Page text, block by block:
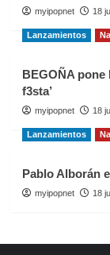
myipopnet 18
Lanzamientos
BEGOÑA pone
f3sta’
myipopnet 18
Lanzamientos
Pablo Alborán
myipopnet 18